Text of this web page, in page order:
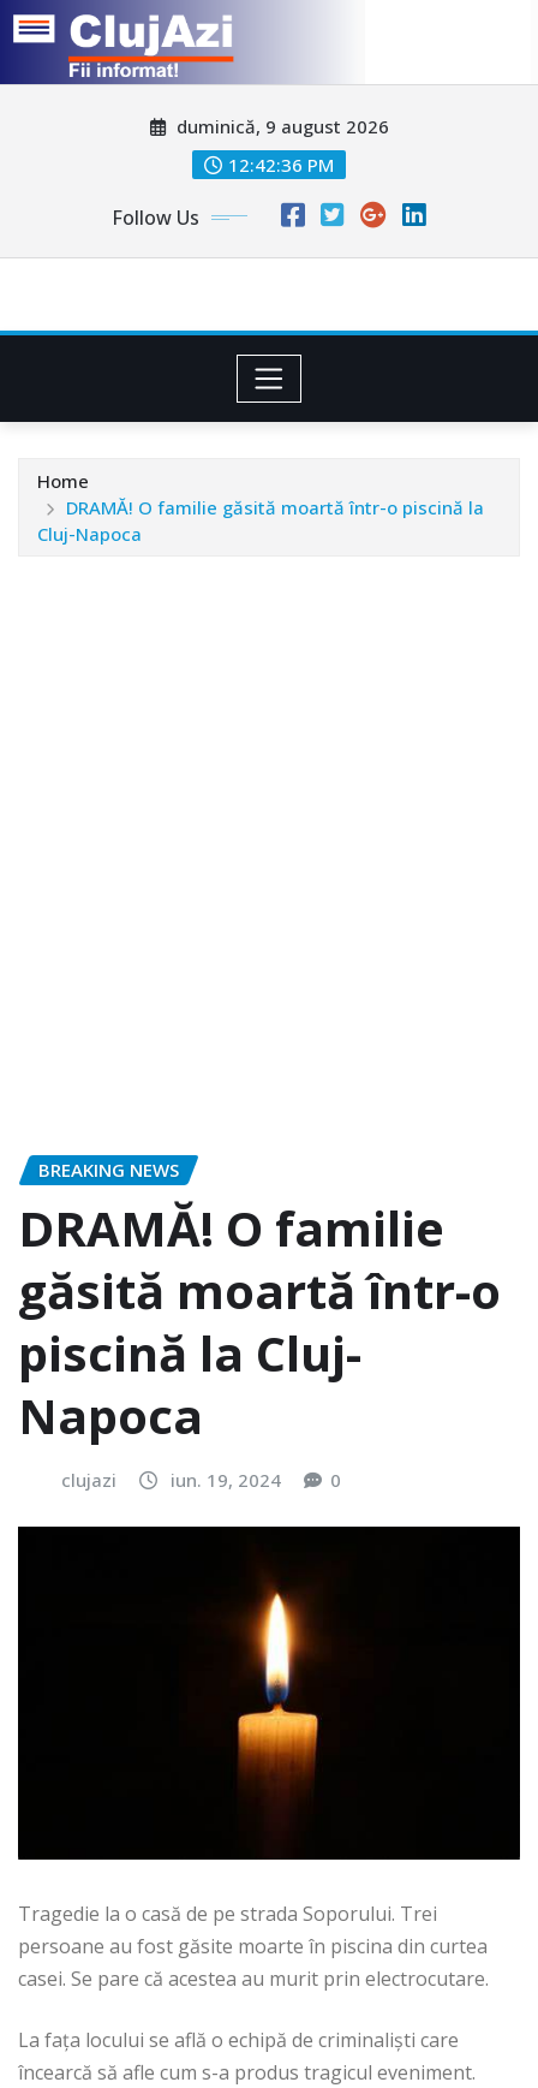
duminică, 9 august 2026
12:42:39 PM
Follow Us
Home
DRAMĂ! O familie găsită moartă într-o piscină la
Cluj-Napoca
BREAKING NEWS
DRAMĂ! O familie
găsită moartă într-o
piscină la Cluj-
Napoca
clujazi iun. 19, 2024 0
Tragedie la o casă de pe strada Soporului. Trei
persoane au fost găsite moarte în piscina din curtea
casei. Se pare că acestea au murit prin electrocutare.
La fața locului se află o echipă de criminaliști care
încearcă să afle cum s-a produs tragicul eveniment.